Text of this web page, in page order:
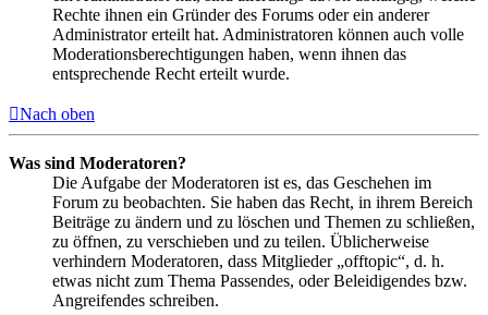
Rechte ihnen ein Gründer des Forums oder ein anderer
Administrator erteilt hat. Administratoren können auch volle
Moderationsberechtigungen haben, wenn ihnen das
entsprechende Recht erteilt wurde.
Nach oben
Was sind Moderatoren?
Die Aufgabe der Moderatoren ist es, das Geschehen im
Forum zu beobachten. Sie haben das Recht, in ihrem Bereich
Beiträge zu ändern und zu löschen und Themen zu schließen,
zu öffnen, zu verschieben und zu teilen. Üblicherweise
verhindern Moderatoren, dass Mitglieder „offtopic“, d. h.
etwas nicht zum Thema Passendes, oder Beleidigendes bzw.
Angreifendes schreiben.